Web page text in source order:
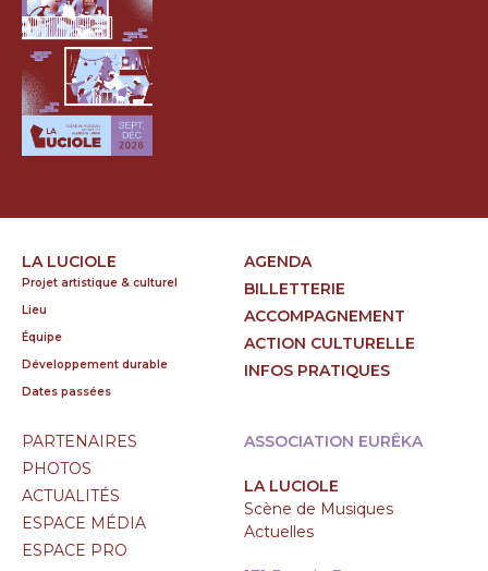
LA LUCIOLE
Projet artistique & culturel
Lieu
Équipe
Développement durable
Dates passées
AGENDA
BILLETTERIE
ACCOMPAGNEMENT
ACTION CULTURELLE
INFOS PRATIQUES
PARTENAIRES
PHOTOS
ACTUALITÉS
ESPACE MÉDIA
ESPACE PRO
ASSOCIATION EURÊKA
LA LUCIOLE
Scène de Musiques
Actuelles